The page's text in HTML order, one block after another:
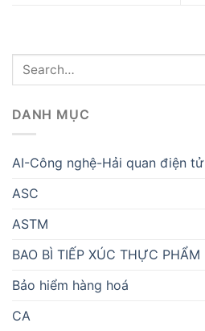
DANH MỤC
AI-Công nghệ-Hải quan điện tử
ASC
ASTM
BAO BÌ TIẾP XÚC THỰC PHẨM
Bảo hiểm hàng hoá
CA